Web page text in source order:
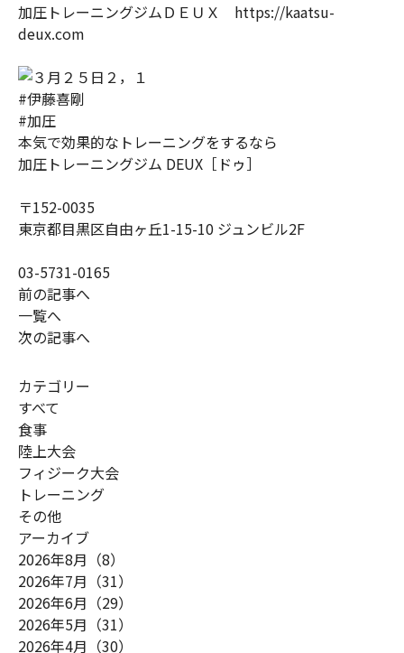
加圧トレーニングジムＤＥＵＸ https://kaatsu-
deux.com
#伊藤喜剛
#加圧
本気で効果的なトレーニングをするなら
加圧トレーニングジム DEUX［ドゥ］
〒152-0035
東京都目黒区自由ヶ丘1-15-10 ジュンビル2F
03-5731-0165
前の記事へ
一覧へ
次の記事へ
カテゴリー
すべて
食事
陸上大会
フィジーク大会
トレーニング
その他
アーカイブ
2026年8月（8）
2026年7月（31）
2026年6月（29）
2026年5月（31）
2026年4月（30）